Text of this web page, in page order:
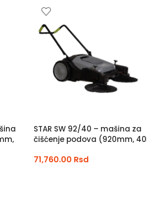
STAR SW 92/40 – mašina za
čišćenje podova (920mm,
71,760.00 Rsd